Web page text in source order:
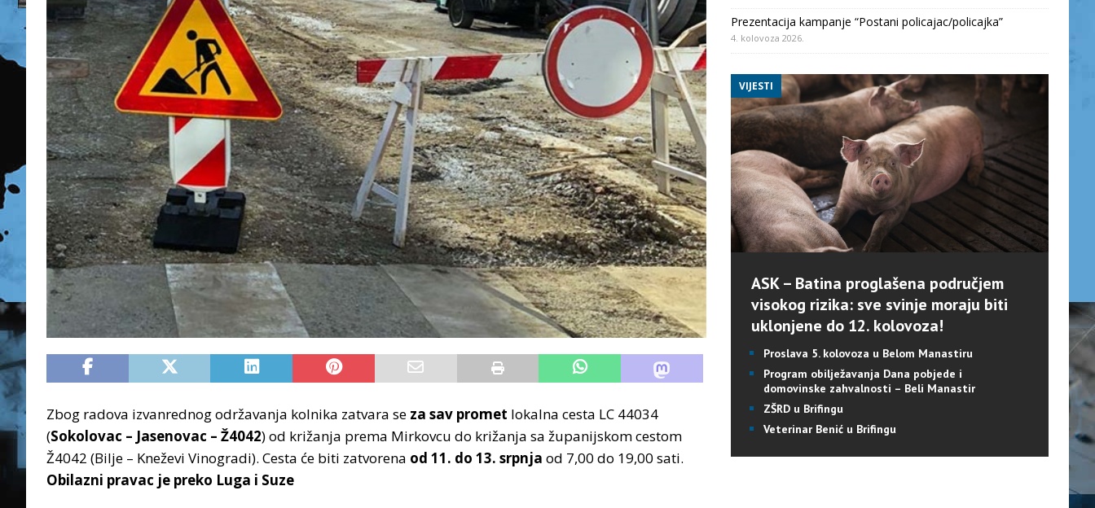
Zbog radova izvanrednog održavanja kolnika zatvara se za sav promet lokalna cesta LC 44034
(Sokolovac – Jasenovac – Ž4042) od križanja prema Mirkovcu do križanja sa županijskom cestom
Ž4042 (Bilje – Kneževi Vinogradi). Cesta će biti zatvorena od 11. do 13. srpnja od 7,00 do 19,00 sati.
Obilazni pravac je preko Luga i Suze
Prezentacija kampanje “Postani policajac/policajka”
4. kolovoza 2026.
VIJESTI
ASK – Batina proglašena područjem
visokog rizika: sve svinje moraju biti
uklonjene do 12. kolovoza!
Proslava 5. kolovoza u Belom Manastiru
Program obilježavanja Dana pobjede i
domovinske zahvalnosti – Beli Manastir
ZŠRD u Brifingu
Veterinar Benić u Brifingu